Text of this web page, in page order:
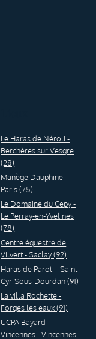
Le Haras de Néroli -
Berchères sur Vesgre
(28)
Manège Dauphine -
Paris (75)
Le Domaine du Cepy -
Le Perray-en-Yvelines
(78)
Centre équestre de
Vilvert - Saclay (92)
Haras de Paroti - Saint-
Cyr-Sous-Dourdan (91)
La villa Rochette -
Forges les eaux (91)
UCPA Bayard
Vincennes - Vincennes